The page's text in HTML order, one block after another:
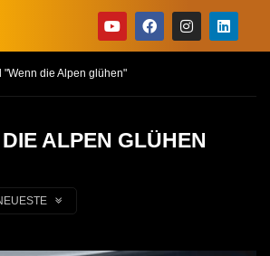
"Wenn die Alpen glühen"
ALPEN GLÜHEN